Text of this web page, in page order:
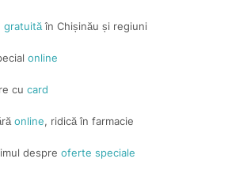
gratuităîn Chișinău și regiuni
online
cu card
online, ridică în farmacie
despre oferte speciale